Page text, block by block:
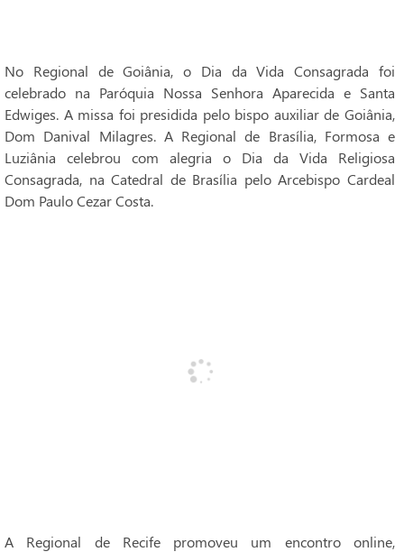
No Regional de Goiânia, o Dia da Vida Consagrada foi
celebrado na Paróquia Nossa Senhora Aparecida e Santa
Edwiges. A missa foi presidida pelo bispo auxiliar de Goiânia,
Dom Danival Milagres. A Regional de Brasília, Formosa e
Luziânia celebrou com alegria o Dia da Vida Religiosa
Consagrada, na Catedral de Brasília pelo Arcebispo Cardeal
Dom Paulo Cezar Costa.
A Regional de Recife promoveu um encontro online,